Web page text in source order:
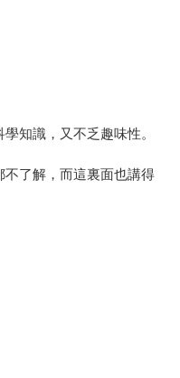
知識，又不乏趣味性。
了解，而這裏面也講得